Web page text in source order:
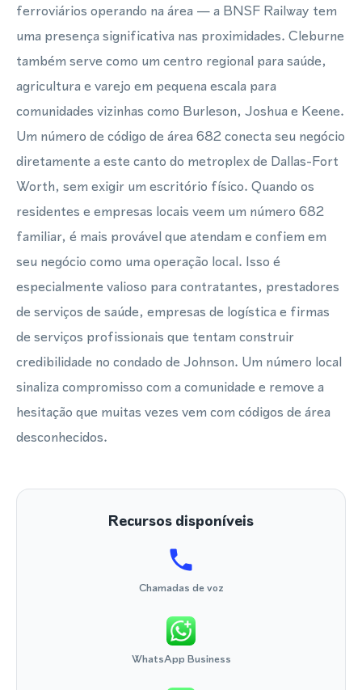
ferroviários operando na área — a BNSF Railway tem
uma presença significativa nas proximidades. Cleburne
também serve como um centro regional para saúde,
agricultura e varejo em pequena escala para
comunidades vizinhas como Burleson, Joshua e Keene.
Um número de código de área 682 conecta seu negócio
diretamente a este canto do metroplex de Dallas-Fort
Worth, sem exigir um escritório físico. Quando os
residentes e empresas locais veem um número 682
familiar, é mais provável que atendam e confiem em
seu negócio como uma operação local. Isso é
especialmente valioso para contratantes, prestadores
de serviços de saúde, empresas de logística e firmas
de serviços profissionais que tentam construir
credibilidade no condado de Johnson. Um número local
sinaliza compromisso com a comunidade e remove a
hesitação que muitas vezes vem com códigos de área
desconhecidos.
Recursos disponíveis
Chamadas de voz
WhatsApp Business